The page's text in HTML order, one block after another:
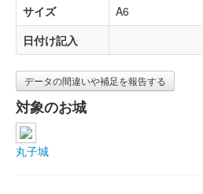
サイズ
A6
日付け記入
データの間違いや補足を報告する
対象のお城
丸子城